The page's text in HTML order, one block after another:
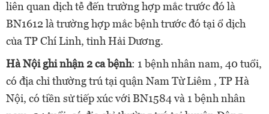
liên quan dịch tễ đến trường hợp mắc trước đó là
BN1612 là trường hợp mắc bệnh trước đó tại ổ dịch
của TP Chí Linh, tỉnh Hải Dương.
Hà Nội ghi nhận 2 ca bệnh: 1 bệnh nhân nam, 40 tuổi,
có địa chỉ thường trú tại quận Nam Từ Liêm , TP Hà
Nội, có tiền sử tiếp xúc với BN1584 và 1 bệnh nhân